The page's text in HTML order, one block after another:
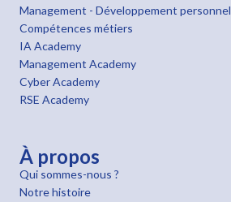
Management - Développement personnel
Compétences métiers
IA Academy
Management Academy
Cyber Academy
RSE Academy
À propos
Qui sommes-nous ?
Notre histoire